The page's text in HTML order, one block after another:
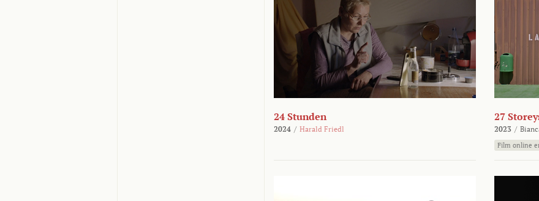
24 Stunden
2024 / Harald Friedl
27
2023 /
Film online